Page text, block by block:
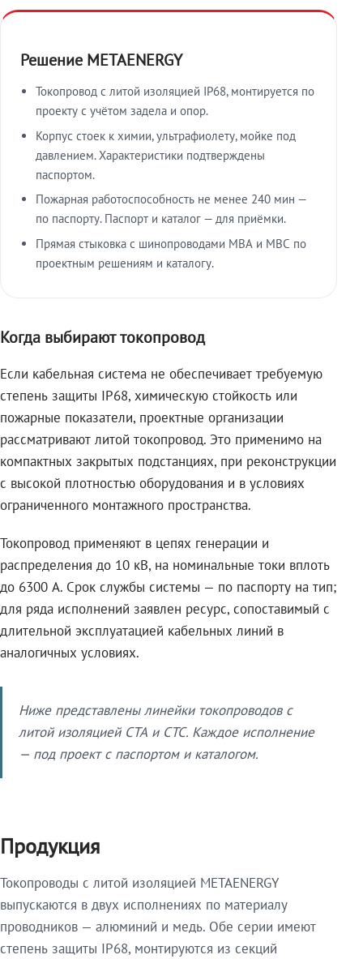
Решение METAENERGY
Токопровод с литой изоляцией IP68, монтируется по
проекту с учётом задела и опор.
Корпус стоек к химии, ультрафиолету, мойке под
давлением. Характеристики подтверждены
паспортом.
Пожарная работоспособность не менее 240 мин —
по паспорту. Паспорт и каталог — для приёмки.
Прямая стыковка с шинопроводами МВА и МВС по
проектным решениям и каталогу.
Когда выбирают токопровод
Если кабельная система не обеспечивает требуемую
степень защиты IP68, химическую стойкость или
пожарные показатели, проектные организации
рассматривают литой токопровод. Это применимо на
компактных закрытых подстанциях, при реконструкции
с высокой плотностью оборудования и в условиях
ограниченного монтажного пространства.
Токопровод применяют в цепях генерации и
распределения до 10 кВ, на номинальные токи вплоть
до 6300 А. Срок службы системы — по паспорту на тип;
для ряда исполнений заявлен ресурс, сопоставимый с
длительной эксплуатацией кабельных линий в
аналогичных условиях.
Ниже представлены линейки токопроводов с
литой изоляцией СТА и СТС. Каждое исполнение
— под проект с паспортом и каталогом.
Продукция
Токопроводы с литой изоляцией METAENERGY
выпускаются в двух исполнениях по материалу
проводников — алюминий и медь. Обе серии имеют
степень защиты IP68, монтируются из секций